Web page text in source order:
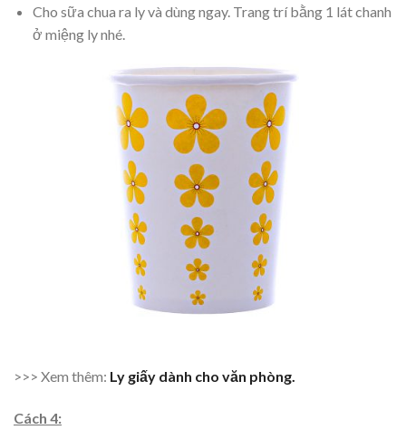
Cho sữa chua ra ly và dùng ngay. Trang trí bằng 1 lát chanh
ở miệng ly nhé.
>>> Xem thêm: Ly giấy dành cho văn phòng.
Cách 4: